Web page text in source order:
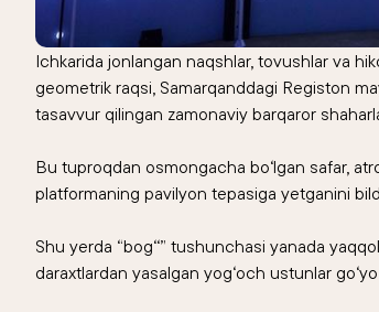
Ichkarida jonlangan naqshlar, tovushlar va
geometrik raqsi, Samarqanddagi Registon
tasavvur qilingan zamonaviy barqaror
Bu tuproqdan osmongacha bo‘lgan safar,
platformaning pavilyon tepasiga yetganini
Shu yerda “bog‘‘” tushunchasi yanada
daraxtlardan yasalgan yog‘och ustunlar